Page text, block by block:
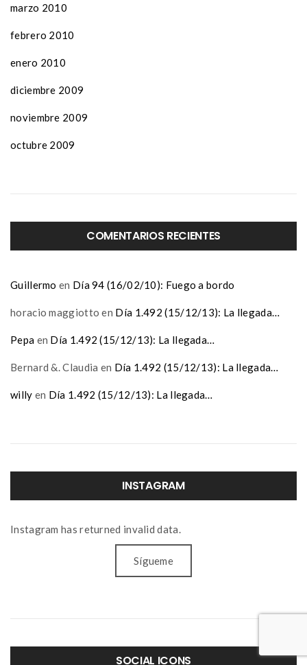
marzo 2010
febrero 2010
enero 2010
diciembre 2009
noviembre 2009
octubre 2009
COMENTARIOS RECIENTES
Guillermo en Día 94 (16/02/10): Fuego a bordo
horacio maggiotto en Día 1.492 (15/12/13): La llegada…
Pepa en Día 1.492 (15/12/13): La llegada…
Bernard &. Claudia en Día 1.492 (15/12/13): La llegada…
willy en Día 1.492 (15/12/13): La llegada…
INSTAGRAM
Instagram has returned invalid data.
Sígueme
SOCIAL ICONS